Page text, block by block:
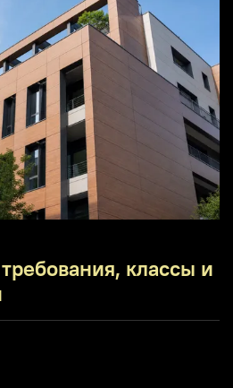
классы и